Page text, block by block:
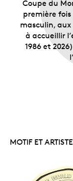
Coupe du
première fois
masculin,
à accueillir
1986 et
MOTIF ET